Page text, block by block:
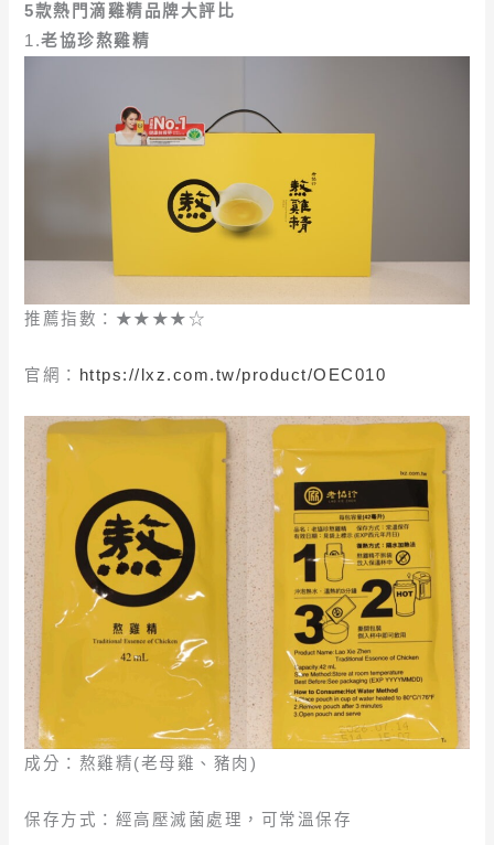
5款熱門滴雞精品牌大評比
1.老協珍熬雞精
推薦指數：★★★★☆
官網： https://lxz.com.tw/product/OEC010
成分：熬雞精(老母雞、豬肉)
保存方式：經高壓滅菌處理，可常溫保存